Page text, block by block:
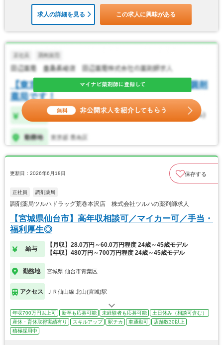
求人の詳細を見る この求人に興味がある
更新日：2026年6月18日 保存する
正社員 調剤薬局
調剤薬局ツルハドラッグ荒巻本沢店 株式会社ツルハの薬剤師求人
【宮城県仙台市】高年収相談可／マイカー可／手当・
福利厚生◎
給与
【月収】28.0万円～60.0万円程度 24歳～45歳モデル
【年収】480万円～700万円程度 24歳～45歳モデル
勤務地 宮城県 仙台市青葉区
アクセス ＪＲ仙山線 北山(宮城)駅
年収700万円以上可 新卒も応募可能 未経験者も応募可能
土日休み（相談可含む）
産休・育休取得実績有り
スキルアップ 駅チカ 車通勤可
店舗数30以上
積極採用中